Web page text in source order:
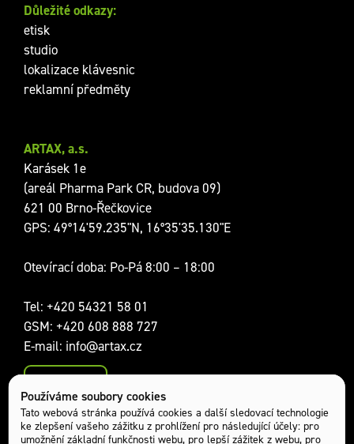
Používáme soubory cookies
Tato webová stránka používá cookies a další sledovací technologie
ke zlepšení vašeho zážitku z prohlížení pro následující účely: pro
umožnění základní funkčnosti webu, pro lepší zážitek z webu, pro
Sociální sítě:
ARTAX, a.s.
Karásek 1e
(areál Pharma Park CR, budova 09)
621 00 Brno-Řečkovice
GPS: 49°14'59.235"N, 16°35'35.130"E
Otevírací doba: Po-Pá 8:00 – 18:00
Tel: +420 54321 58 01
GSM: +420 608 888 727
E-mail: info@artax.cz
Kontakty
Důležité odkazy:
etisk
studio
lokalizace klávesnic
reklamní předměty